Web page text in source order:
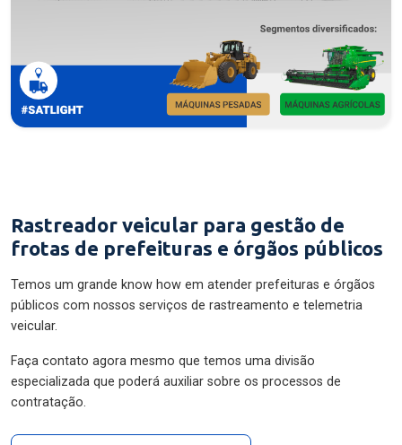
Rastreador veicular para gestão de
frotas de prefeituras e órgãos públicos
Temos um grande know how em atender prefeituras e órgãos
públicos com nossos serviços de rastreamento e telemetria
veicular.
Faça contato agora mesmo que temos uma divisão
especializada que poderá auxiliar sobre os processos de
contratação.